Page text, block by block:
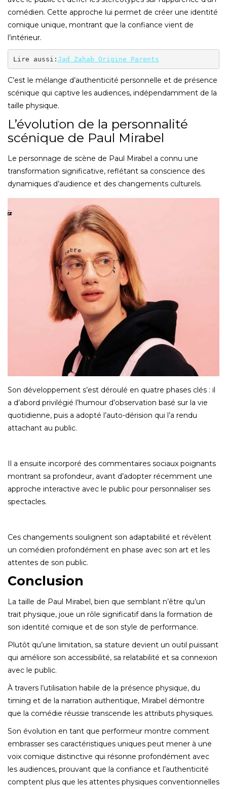
comédien. Cette approche lui permet de créer une identité
comique unique, montrant que la confiance vient de
l’intérieur.
Lire aussi: Jad Zahab Origine Parents
C’est le mélange d’authenticité personnelle et de présence
scénique qui captive les audiences, indépendamment de la
taille physique.
L’évolution de la personnalité
scénique de Paul Mirabel
Le personnage de scène de Paul Mirabel a connu une
transformation significative, reflétant sa conscience des
dynamiques d’audience et des changements culturels.
Son développement s’est déroulé en quatre phases clés : il
a d’abord privilégié l’humour d’observation basé sur la vie
quotidienne, puis a adopté l’auto-dérision qui l’a rendu
attachant au public.
Il a ensuite incorporé des commentaires sociaux poignants
montrant sa profondeur, avant d’adopter récemment une
approche interactive avec le public pour personnaliser ses
spectacles.
Ces changements soulignent son adaptabilité et révèlent
un comédien profondément en phase avec son art et les
attentes de son public.
Conclusion
La taille de Paul Mirabel, bien que semblant n’être qu’un
trait physique, joue un rôle significatif dans la formation de
son identité comique et de son style de performance.
Plutôt qu’une limitation, sa stature devient un outil puissant
qui améliore son accessibilité, sa relatabilité et sa connexion
avec le public.
À travers l’utilisation habile de la présence physique, du
timing et de la narration authentique, Mirabel démontre
que la comédie réussie transcende les attributs physiques.
Son évolution en tant que performeur montre comment
embrasser ses caractéristiques uniques peut mener à une
voix comique distinctive qui résonne profondément avec
les audiences, prouvant que la confiance et l’authenticité
comptent plus que les attentes physiques conventionnelles